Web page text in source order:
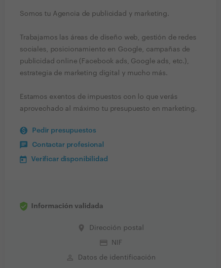
Somos tu Agencia de publicidad y marketing.
Trabajamos las áreas de diseño web, gestión de redes
sociales, posicionamiento en Google, campañas de
publicidad online (Facebook ads, Google ads, etc.),
estrategia de marketing digital y mucho más.
Estamos exentos de impuestos con lo que verás
aprovechado al máximo tu presupuesto en marketing.
Pedir presupuestos
Contactar profesional
Verificar disponibilidad
Información validada
place Dirección postal
credit_card NIF
perm_identity Datos de identificación